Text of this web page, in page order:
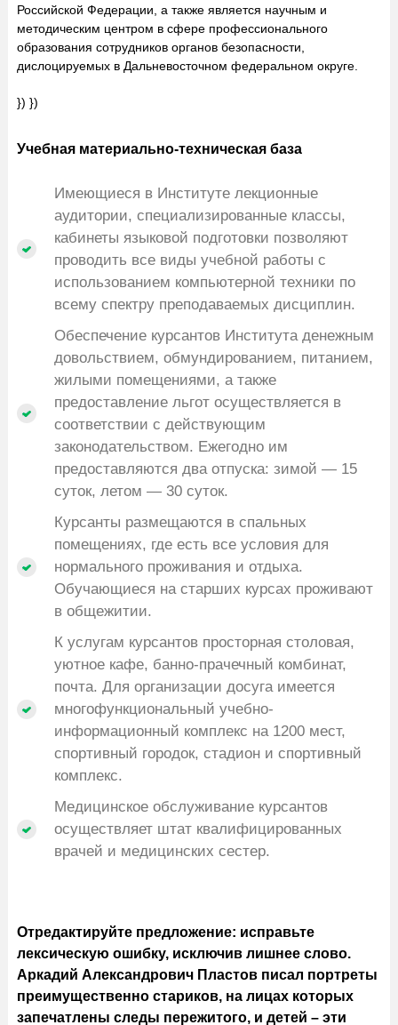
Российской Федерации, а также является научным и
методическим центром в сфере профессионального
образования сотрудников органов безопасности,
дислоцируемых в Дальневосточном федеральном округе.
}) })
Учебная материально-техническая база
Имеющиеся в Институте лекционные
аудитории, специализированные классы,
кабинеты языковой подготовки позволяют
проводить все виды учебной работы с
использованием компьютерной техники по
всему спектру преподаваемых дисциплин.
Обеспечение курсантов Института денежным
довольствием, обмундированием, питанием,
жилыми помещениями, а также
предоставление льгот осуществляется в
соответствии с действующим
законодательством. Ежегодно им
предоставляются два отпуска: зимой — 15
суток, летом — 30 суток.
Курсанты размещаются в спальных
помещениях, где есть все условия для
нормального проживания и отдыха.
Обучающиеся на старших курсах проживают
в общежитии.
К услугам курсантов просторная столовая,
уютное кафе, банно-прачечный комбинат,
почта. Для организации досуга имеется
многофункциональный учебно-
информационный комплекс на 1200 мест,
спортивный городок, стадион и спортивный
комплекс.
Медицинское обслуживание курсантов
осуществляет штат квалифицированных
врачей и медицинских сестер.
Отредактируйте предложение: исправьте
лексическую ошибку, исключив лишнее слово.
Аркадий Александрович Пластов писал портреты
преимущественно стариков, на лицах которых
запечатлены следы пережитого, и детей – эти